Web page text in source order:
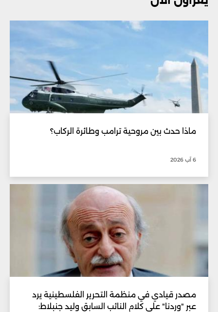
ماذا حدث بين مروحية ترامب وطائرة الركاب؟
6 آب 2026
مصدر قيادي في منظمة التحرير الفلسطينية يرد
عبر "وردنا" على كلام النائب السابق وليد جنبلاط: